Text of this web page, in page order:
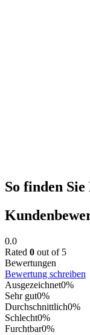
So finden
0.0
Rated 0 out of 5
Bewertungen
Bewertung schreiben
Ausgezeichnet0%
Sehr gut0%
Durchschnittlich0%
Schlecht0%
Furchtbar0%